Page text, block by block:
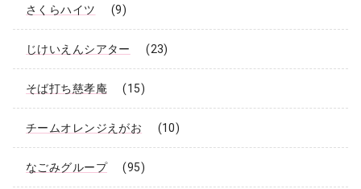
さくらハイツ (9)
じけいえんシアター (23)
そば打ち慈孝庵 (15)
チームオレンジえがお (10)
なごみグループ (95)